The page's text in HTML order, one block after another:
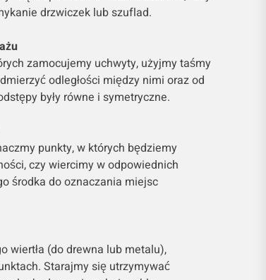
drzwiczek lub szuflad.
zamocujemy uchwyty, użyjmy taśmy
odległości między nimi oraz od
były równe i symetryczne.
punkty, w których będziemy
czy wiercimy w odpowiednich
środka do oznaczania miejsc
wiertła (do drewna lub metalu),
Starajmy się utrzymywać